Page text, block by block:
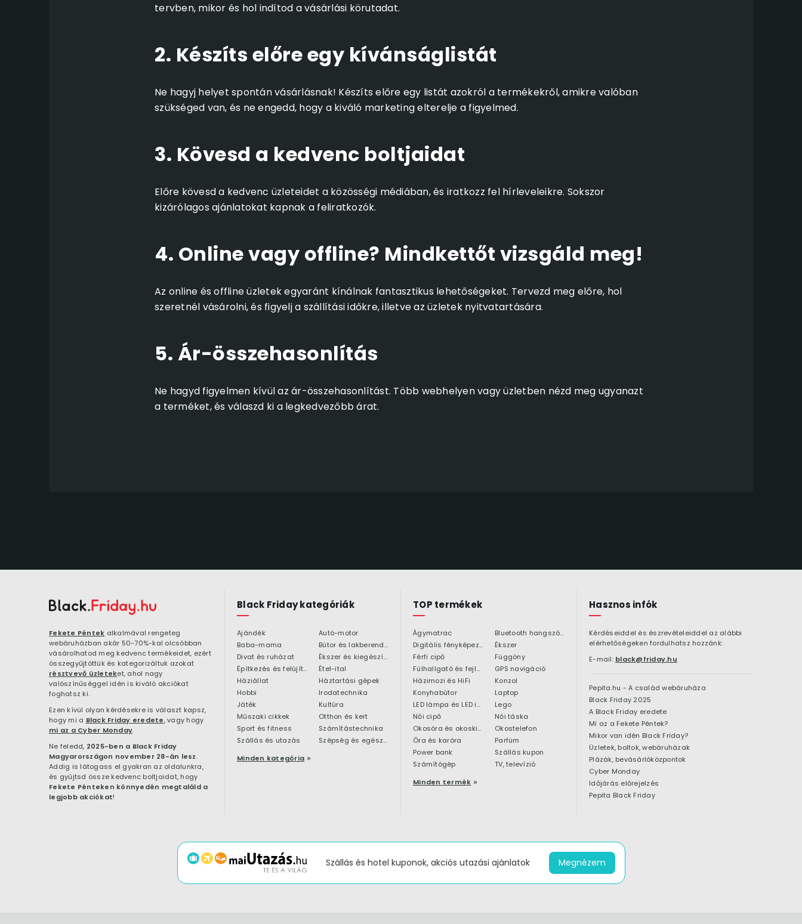
tervben, mikor és hol indítod a vásárlási körutadat.
2. Készíts előre egy kívánságlistát
Ne hagyj helyet spontán vásárlásnak! Készíts előre egy listát azokról a termékekről, amikre valóban
szükséged van, és ne engedd, hogy a kiváló marketing elterelje a figyelmed.
3. Kövesd a kedvenc boltjaidat
Előre kövesd a kedvenc üzleteidet a közösségi médiában, és iratkozz fel hírleveleikre. Sokszor
kizárólagos ajánlatokat kapnak a feliratkozók.
4. Online vagy offline? Mindkettőt vizsgáld meg!
Az online és offline üzletek egyaránt kínálnak fantasztikus lehetőségeket. Tervezd meg előre, hol
szeretnél vásárolni, és figyelj a szállítási időkre, illetve az üzletek nyitvatartására.
5. Ár-összehasonlítás
Ne hagyd figyelmen kívül az ár-összehasonlítást. Több webhelyen vagy üzletben nézd meg ugyanazt
a terméket, és válaszd ki a legkedvezőbb árat.
Fekete Péntek alkalmával rengeteg
webáruházban akár 50-70%-kal olcsóbban
vásárolhatod meg kedvenc termékeidet, ezért
összegyűjtöttük és kategorizáltuk azokat
résztvevő üzleteket, ahol nagy
valószínűséggel idén is kiváló akciókat
foghatsz ki.
Ezen kívül olyan kérdésekre is választ kapsz,
hogy mi a Black Friday eredete, vagy hogy
mi az a Cyber Monday.
Ne feledd, 2025-ben a Black Friday
Magyarországon november 28-án lesz.
Addig is látogass el gyakran az oldalunkra,
és gyűjtsd össze kedvenc boltjaidat, hogy
Fekete Pénteken könnyedén megtaláld a
legjobb akciókat!
Black Friday kategóriák
Ajándék
Autó-motor
Baba-mama
Bútor és lakberendezés
Divat és ruházat
Ékszer és kiegészítő
Építkezés és felújítás
Étel-ital
Háziállat
Háztartási gépek
Hobbi
Irodatechnika
Játék
Kultúra
Műszaki cikkek
Otthon és kert
Sport és fitness
Számítástechnika
Szállás és utazás
Szépség és egészség
Minden kategória
TOP termékek
Ágymatrac
Bluetooth hangszóró
Digitális fényképezőgép
Ékszer
Férfi cipő
Függöny
Fülhallgató és fejlhallgató
GPS navigáció
Házimozi és HiFi
Konzol
Konyhabútor
Laptop
LED lámpa és LED izzó
Lego
Női cipő
Női táska
Okosóra és okoskiegészítő
Okostelefon
Óra és karóra
Parfüm
Power bank
Szállás kupon
Számítógép
TV, televízió
Minden termék
Hasznos infók
Kérdéseiddel és észrevételeiddel az alábbi
elérhetőségeken fordulhatsz hozzánk:
E-mail: black@friday.hu
Pepita.hu - A család webáruháza
Black Friday 2025
A Black Friday eredete
Mi az a Fekete Péntek?
Mikor van idén Black Friday?
Üzletek, boltok, webáruházak
Plázák, bevásárlóközpontok
Cyber Monday
Időjárás előrejelzés
Pepita Black Friday
Szállás és hotel kuponok, akciós utazási ajánlatok Megnézem